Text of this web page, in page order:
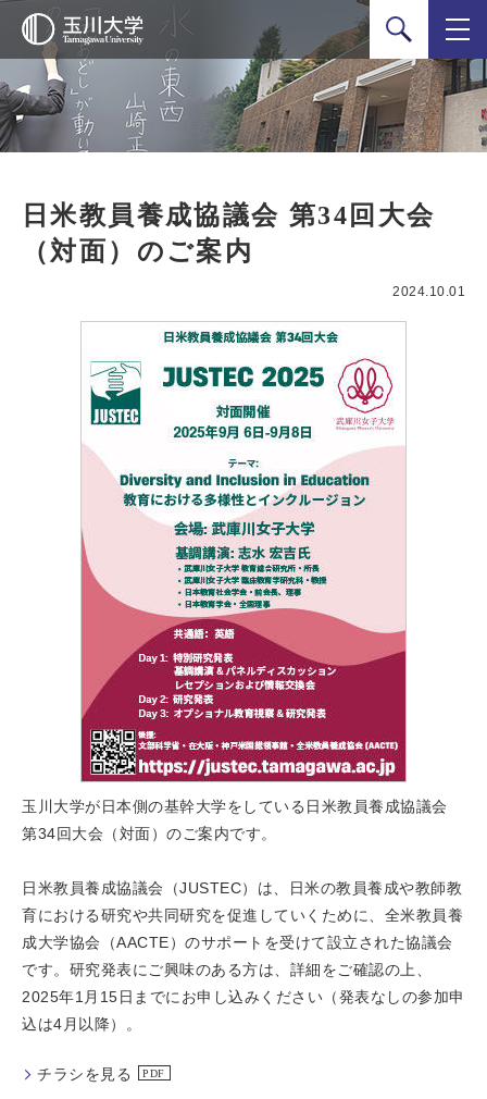
検索
日米教員養成協議会 第34回大会
（対面）のご案内
2024.10.01
玉川大学が日本側の基幹大学をしている日米教員養成協議会
第34回大会（対面）のご案内です。
日米教員養成協議会（JUSTEC）は、日米の教員養成や教師教
育における研究や共同研究を促進していくために、全米教員養
成大学協会（AACTE）のサポートを受けて設立された協議会
です。研究発表にご興味のある方は、詳細をご確認の上、
2025年1月15日までにお申し込みください（発表なしの参加申
込は4月以降）。
チラシを見る